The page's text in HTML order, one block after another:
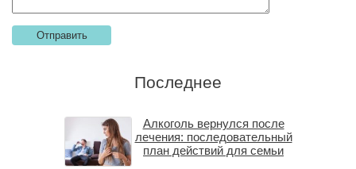
Последнее
Алкоголь вернулся после
лечения: последовательный
план действий для семьи